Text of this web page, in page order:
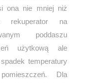
ona nie mniej niż
rekuperator na
poddaszu
użytkową ale
temperatury
Dla